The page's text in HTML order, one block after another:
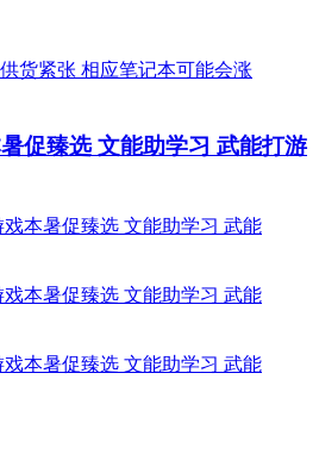
促臻选 文能助学习 武能打游